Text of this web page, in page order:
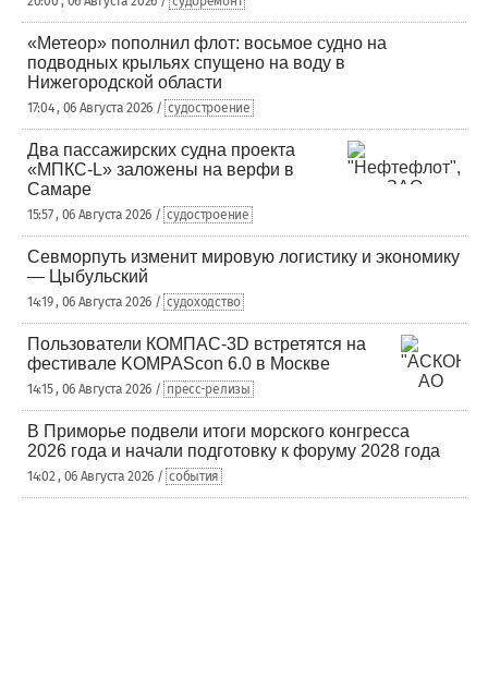
«Метеор» пополнил флот: восьмое судно на
подводных крыльях спущено на воду в
Нижегородской области
17:04 , 06 Августа 2026 / судостроение
Два пассажирских судна проекта
«МПКС-L» заложены на верфи в
Самаре
15:57 , 06 Августа 2026 / судостроение
Севморпуть изменит мировую логистику и экономику
— Цыбульский
14:19 , 06 Августа 2026 / судоходство
Пользователи КОМПАС-3D встретятся на
фестивале KOMPAScon 6.0 в Москве
14:15 , 06 Августа 2026 / пресс-релизы
В Приморье подвели итоги морского конгресса
2026 года и начали подготовку к форуму 2028 года
14:02 , 06 Августа 2026 / события